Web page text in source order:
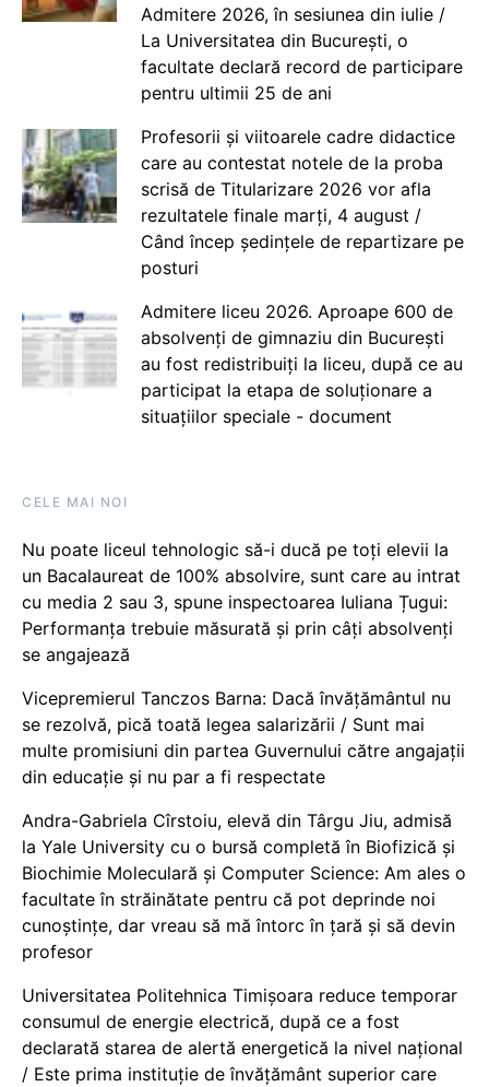
Admitere 2026, în sesiunea din iulie /
La Universitatea din București, o
facultate declară record de participare
pentru ultimii 25 de ani
Profesorii și viitoarele cadre didactice
care au contestat notele de la proba
scrisă de Titularizare 2026 vor afla
rezultatele finale marți, 4 august /
Când încep ședințele de repartizare pe
posturi
Admitere liceu 2026. Aproape 600 de
absolvenți de gimnaziu din București
au fost redistribuiți la liceu, după ce au
participat la etapa de soluționare a
situațiilor speciale - document
CELE MAI NOI
Nu poate liceul tehnologic să-i ducă pe toți elevii la
un Bacalaureat de 100% absolvire, sunt care au intrat
cu media 2 sau 3, spune inspectoarea Iuliana Țugui:
Performanța trebuie măsurată și prin câți absolvenți
se angajează
Vicepremierul Tanczos Barna: Dacă învățământul nu
se rezolvă, pică toată legea salarizării / Sunt mai
multe promisiuni din partea Guvernului către angajații
din educație și nu par a fi respectate
Andra-Gabriela Cîrstoiu, elevă din Târgu Jiu, admisă
la Yale University cu o bursă completă în Biofizică și
Biochimie Moleculară și Computer Science: Am ales o
facultate în străinătate pentru că pot deprinde noi
cunoștințe, dar vreau să mă întorc în țară și să devin
profesor
Universitatea Politehnica Timișoara reduce temporar
consumul de energie electrică, după ce a fost
declarată starea de alertă energetică la nivel național
/ Este prima instituție de învățământ superior care